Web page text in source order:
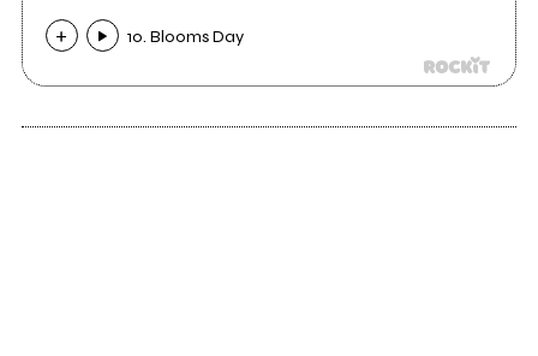
10. Blooms Day